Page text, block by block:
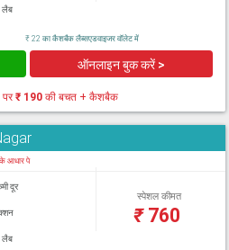
लैब
₹ 22 का कैशबैक लैब्सएडवाइजर वॉलेट में
ऑनलाइन बुक करें >
पर₹ 190की बचत + कैशबैक
आधार पे
दूर
लैब
स्पेशल कीमत
₹760